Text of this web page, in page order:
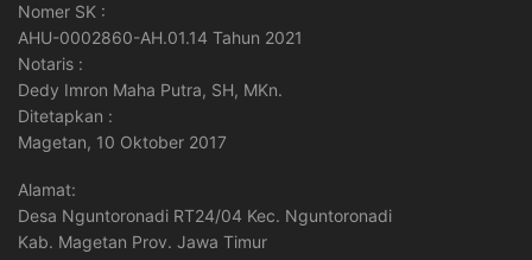
Nomer SK :
AHU-0002860-AH.01.14 Tahun 2021
Notaris :
Dedy Imron Maha Putra, SH, MKn.
Ditetapkan :
Magetan, 10 Oktober 2017
Alamat:
Desa Nguntoronadi RT24/04 Kec. Nguntoronadi
Kab. Magetan Prov. Jawa Timur